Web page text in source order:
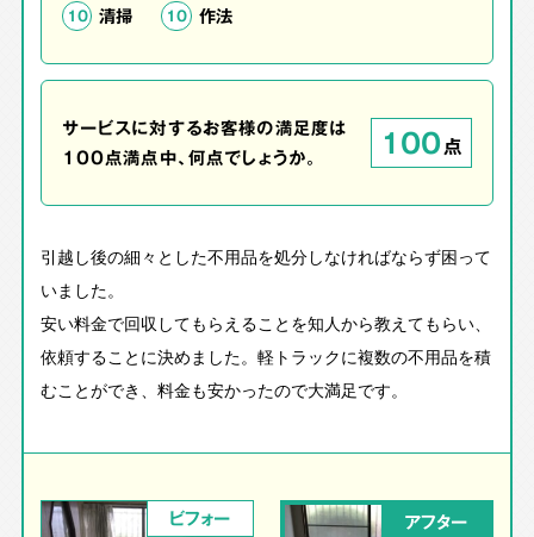
10 清掃 10 作法
サービスに対するお客様の満足度は
100点満点中、何点でしょうか。
100点
引越し後の細々とした不用品を処分しなければならず困って
いました。
安い料金で回収してもらえることを知人から教えてもらい、
依頼することに決めました。軽トラックに複数の不用品を積
むことができ、料金も安かったので大満足です。
ビフォー アフター